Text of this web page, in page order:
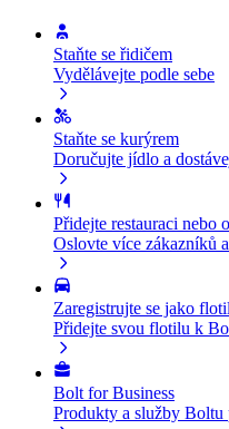
Staňte se řidičem
Vydělávejte podle sebe
Staňte se kurýrem
Doručujte jídlo a
Přidejte restauraci nebo
Oslovte více zákazníků
Zaregistrujte se jako
Přidejte svou flotilu k
Bolt for Business
Produkty a služby Boltu